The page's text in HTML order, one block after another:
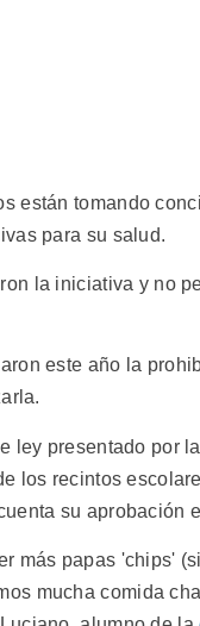
están tomando
para su salud.
la iniciativa y no
este año la
ley presentado por
los recintos
su aprobación
más papas 'chips'
mucha comida